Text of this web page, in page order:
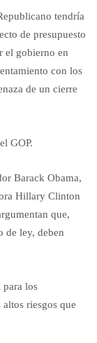
tendría
de presupuesto
el gobierno en
con los
de un cierre
GOP.
Barack Obama,
Hillary Clinton
que,
de ley, deben
para los
riesgos que